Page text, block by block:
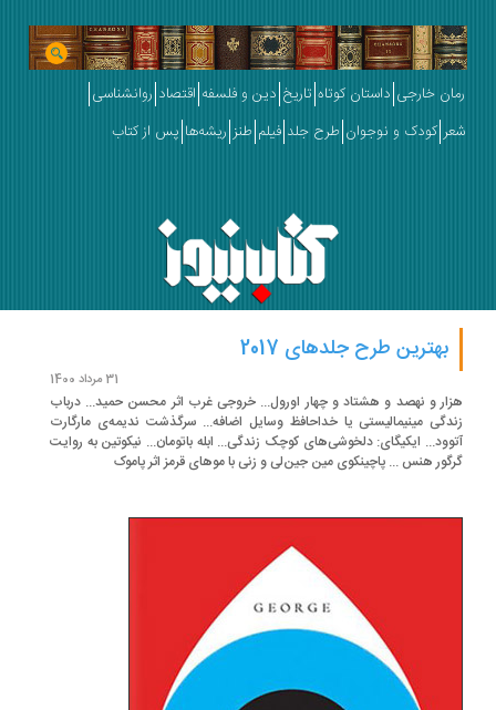
رمان خارجی داستان کوتاه تاریخ دین و فلسفه اقتصاد روانشناسی
شعر کودک و نوجوان طرح جلد فیلم طنز ریشه‌ها پس از کتاب
بهترین طرح جلدهای 2017
31 مرداد 1400
هزار و نهصد و هشتاد و چهار اورول... خروجی غرب اثر محسن حمید... درباب
زندگی مینیمالیستی یا خداحافظ وسایل اضافه... سرگذشت ندیمه‌ی مارگارت
آتوود... ایکیگای: دلخوشی‌های کوچک زندگی... ابله باتومان... نیکوتین به روایت
گرگور هنس‏‫ ... پاچینکوی مین جین‌لی و زنی با موهای قرمز اثر پاموک